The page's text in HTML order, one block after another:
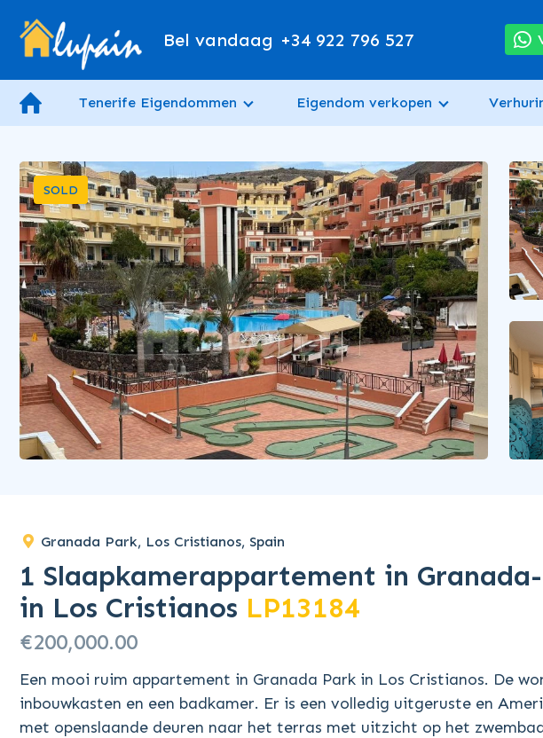
Bel vandaag +34 922 796 527
Tenerife Eigendommen Eigendom verkopen
SOLD
Granada Park, Los Cristianos, Spain
1 Slaapkamerappartement in
in Los Cristianos LP13184
€200,000.00
Een mooi ruim appartement in Granada Park in Los Cristianos. De
inbouwkasten en een badkamer. Er is een volledig uitgeruste en
met openslaande deuren naar het terras met uitzicht op het